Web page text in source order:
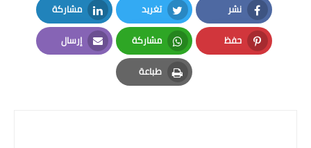
نتائج القبول المركزي
الطقس
العطل
نشر
Facebook
تغريد
Twitter
مشاركة
LinkedIn
حفظ
Pinterest
مشاركة
Whatsapp
إرسال
Email
طباعة
Print